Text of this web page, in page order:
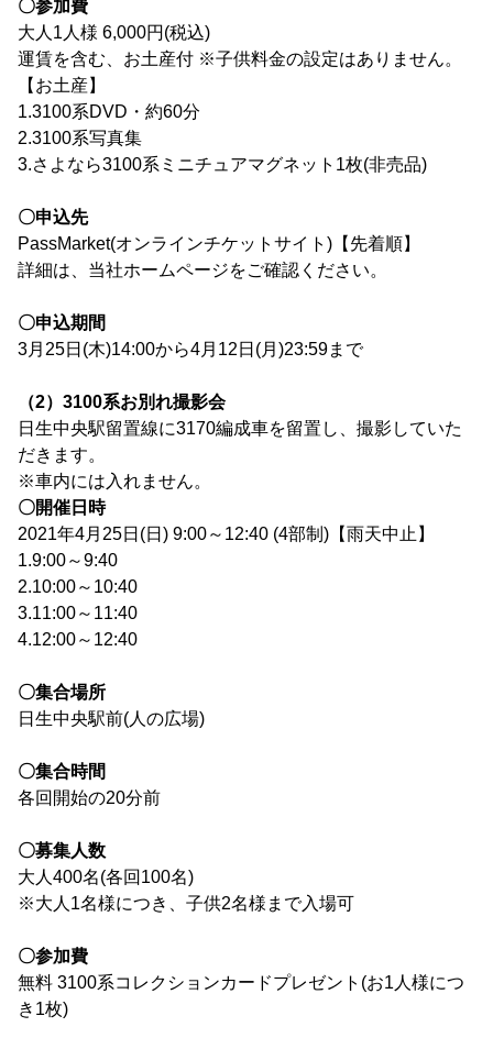
〇参加費
大人1人様 6,000円(税込)
運賃を含む、お土産付 ※子供料金の設定はありません。
【お土産】
1.3100系DVD・約60分
2.3100系写真集
3.さよなら3100系ミニチュアマグネット1枚(非売品)
〇申込先
PassMarket(オンラインチケットサイト)【先着順】
詳細は、当社ホームページをご確認ください。
〇申込期間
3月25日(木)14:00から4月12日(月)23:59まで
（2）3100系お別れ撮影会
日生中央駅留置線に3170編成車を留置し、撮影していた
だきます。
※車内には入れません。
〇開催日時
2021年4月25日(日) 9:00～12:40 (4部制)【雨天中止】
1.9:00～9:40
2.10:00～10:40
3.11:00～11:40
4.12:00～12:40
〇集合場所
日生中央駅前(人の広場)
〇集合時間
各回開始の20分前
〇募集人数
大人400名(各回100名)
※大人1名様につき、子供2名様まで入場可
〇参加費
無料 3100系コレクションカードプレゼント(お1人様につ
き1枚)